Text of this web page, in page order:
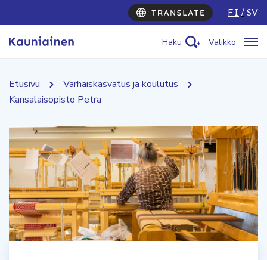
FI SV
Haku Valikko
Etusivu
Varhaiskasvatus ja koulutus
Kansalaisopisto Petra